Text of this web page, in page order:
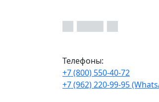
Телефоны:
+7 (800) 550-40-72
+7 (962) 220-99-95